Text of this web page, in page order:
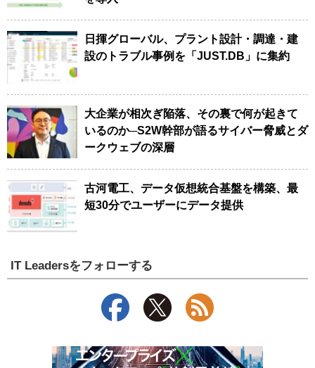
日揮グローバル、プラント設計・調達・建
設のトラブル事例を「JUST.DB」に集約
大企業が相次ぎ陥落、その裏で何が起きて
いるのか─S2W幹部が語るサイバー脅威とダ
ークウェブの深層
古河電工、データ仮想統合基盤を構築、最
短30分でユーザーにデータ提供
IT Leadersをフォローする